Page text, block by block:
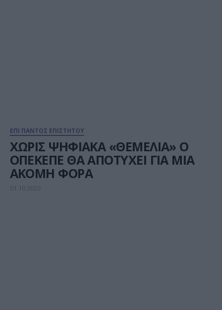
ΕΠΙ ΠΑΝΤΟΣ ΕΠΙΣΤΗΤΟΥ
ΧΩΡΙΣ ΨΗΦΙΑΚΑ «ΘΕΜΕΛΙΑ» Ο
ΟΠΕΚΕΠΕ ΘΑ ΑΠΟΤΥΧΕΙ ΓΙΑ ΜΙΑ
ΑΚΟΜΗ ΦΟΡΑ
01.10.2025